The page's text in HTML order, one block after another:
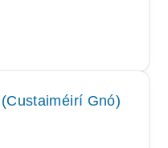
Gnó)